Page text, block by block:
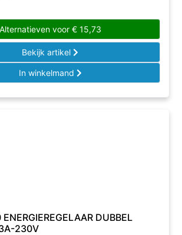
Alternatieven voor €15,73
Bekijk artikel
In winkelmand
DUBBEL
230V